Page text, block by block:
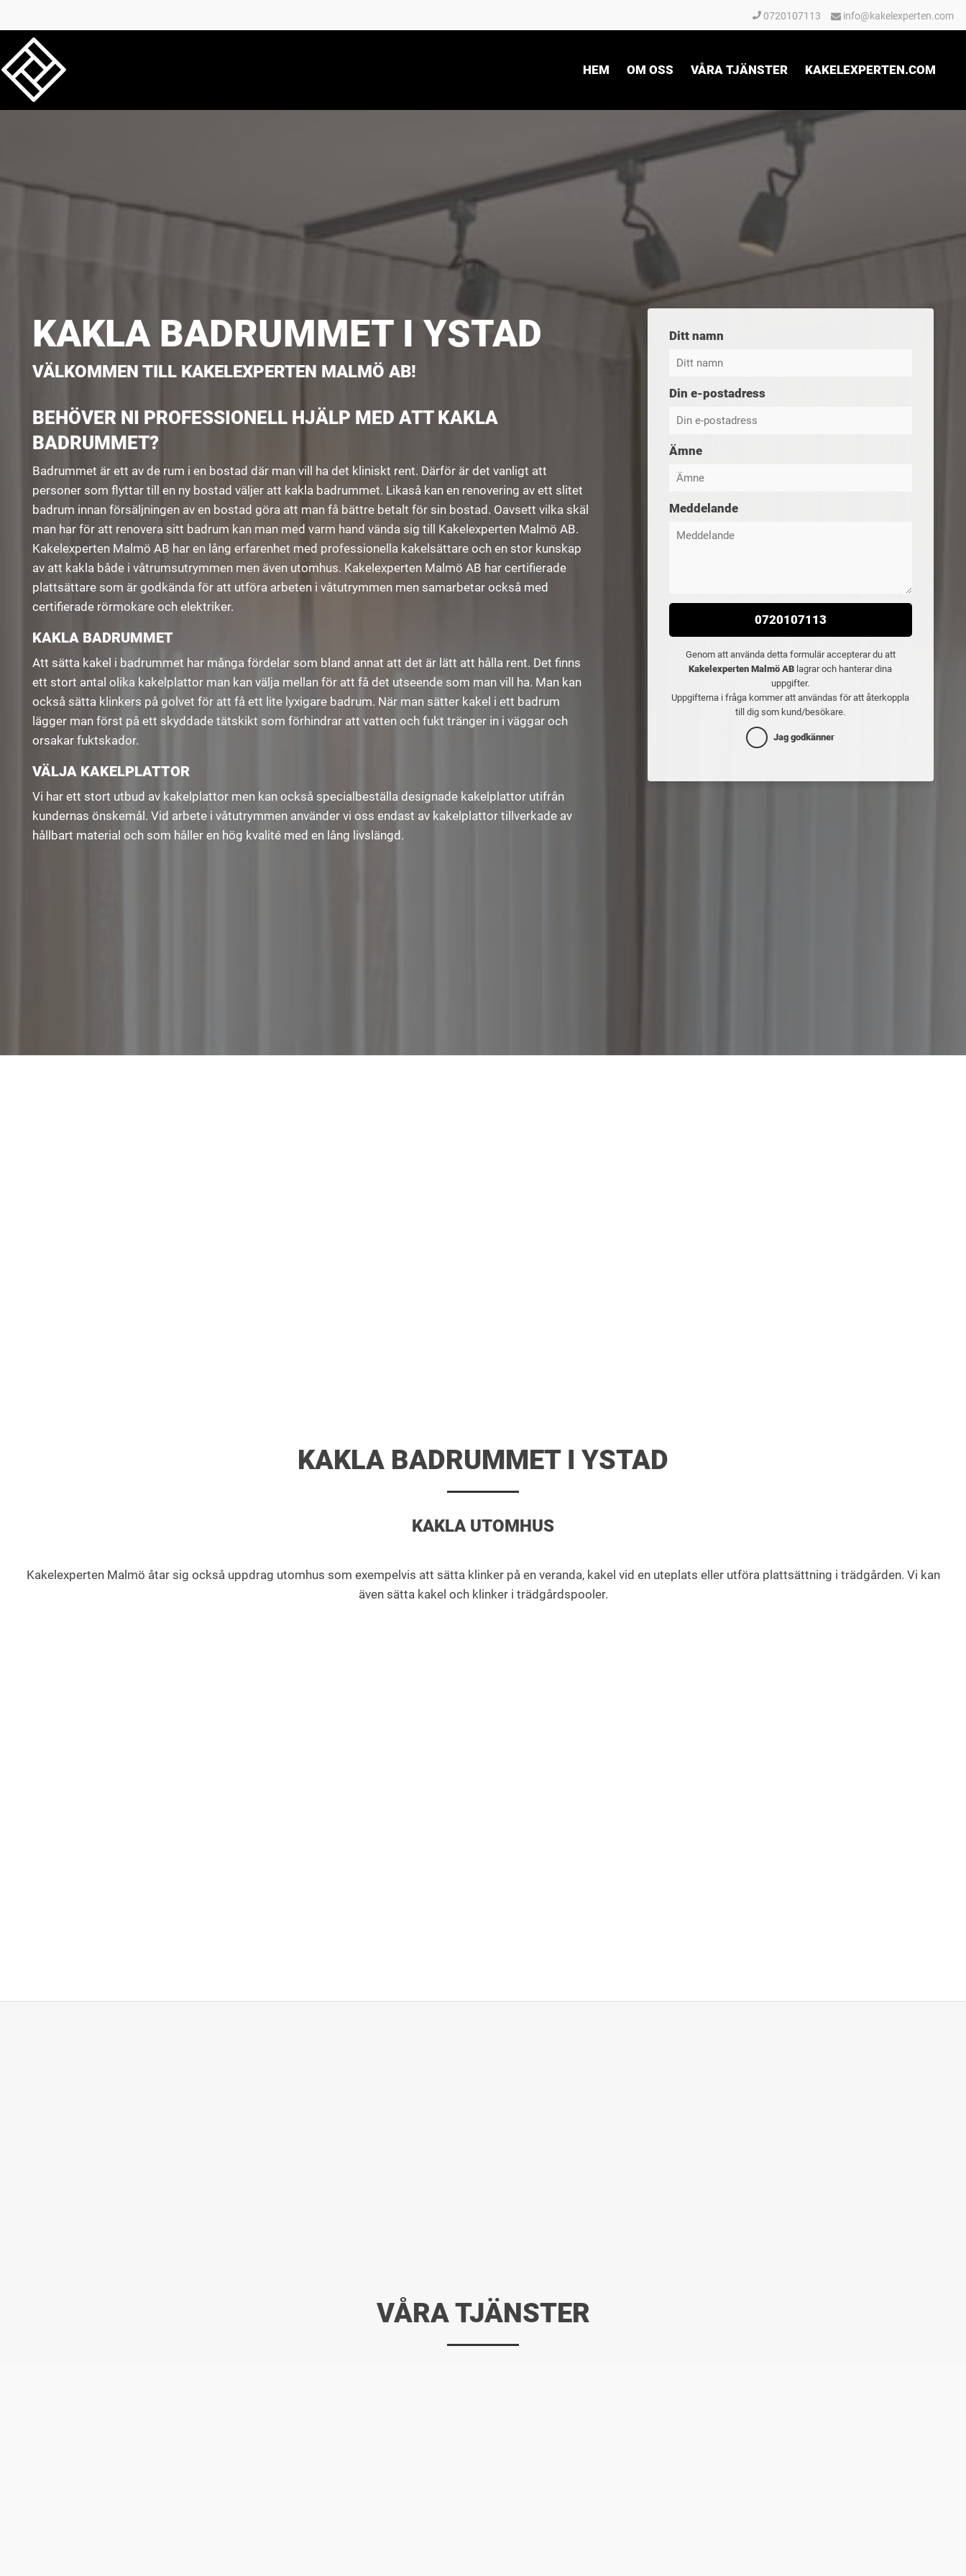
0720107113 info@kakelexperten.com
HEM OM OSS VÅRA TJÄNSTER KAKELEXPERTEN.COM
KAKLA BADRUMMET I YSTAD
VÄLKOMMEN TILL KAKELEXPERTEN MALMÖ AB!
BEHÖVER NI PROFESSIONELL HJÄLP MED ATT KAKLA
BADRUMMET?
Badrummet är ett av de rum i en bostad där man vill ha det kliniskt rent. Därför är det vanligt att
personer som flyttar till en ny bostad väljer att kakla badrummet. Likaså kan en renovering av ett slitet
badrum innan försäljningen av en bostad göra att man få bättre betalt för sin bostad. Oavsett vilka skäl
man har för att renovera sitt badrum kan man med varm hand vända sig till Kakelexperten Malmö AB.
Kakelexperten Malmö AB har en lång erfarenhet med professionella kakelsättare och en stor kunskap
av att kakla både i våtrumsutrymmen men även utomhus. Kakelexperten Malmö AB har certifierade
plattsättare som är godkända för att utföra arbeten i våtutrymmen men samarbetar också med
certifierade rörmokare och elektriker.
KAKLA BADRUMMET
Att sätta kakel i badrummet har många fördelar som bland annat att det är lätt att hålla rent. Det finns
ett stort antal olika kakelplattor man kan välja mellan för att få det utseende som man vill ha. Man kan
också sätta klinkers på golvet för att få ett lite lyxigare badrum. När man sätter kakel i ett badrum
lägger man först på ett skyddade tätskikt som förhindrar att vatten och fukt tränger in i väggar och
orsakar fuktskador.
VÄLJA KAKELPLATTOR
Vi har ett stort utbud av kakelplattor men kan också specialbeställa designade kakelplattor utifrån
kundernas önskemål. Vid arbete i våtutrymmen använder vi oss endast av kakelplattor tillverkade av
hållbart material och som håller en hög kvalité med en lång livslängd.
Ditt namn
Din e-postadress
Ämne
Meddelande
0720107113
Genom att använda detta formulär accepterar du att
Kakelexperten Malmö AB lagrar och hanterar dina
uppgifter.
Uppgifterna i fråga kommer att användas för att återkoppla
till dig som kund/besökare.
Jag godkänner
KAKLA BADRUMMET I YSTAD
KAKLA UTOMHUS
Kakelexperten Malmö åtar sig också uppdrag utomhus som exempelvis att sätta klinker på en veranda, kakel vid en uteplats eller utföra plattsättning i trädgården. Vi kan
även sätta kakel och klinker i trädgårdspooler.
VÅRA TJÄNSTER